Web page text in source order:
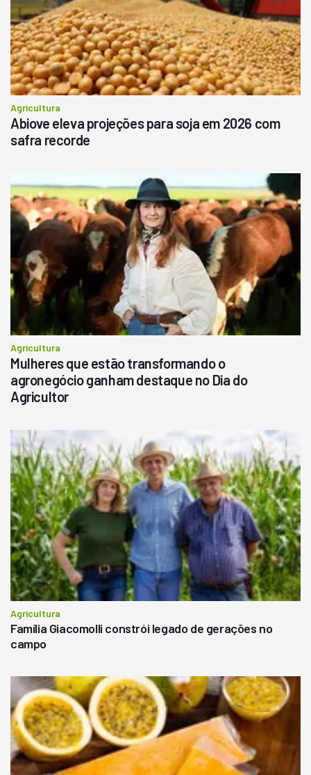
Agricultura
Abiove eleva projeções para soja em 2026 com
safra recorde
Agricultura
Mulheres que estão transformando o
agronegócio ganham destaque no Dia do
Agricultor
Agricultura
Família Giacomolli constrói legado de gerações no
campo